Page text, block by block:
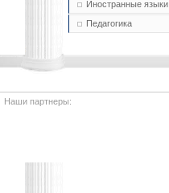
Иностранные языки
Педагогика
Наши партнеры: